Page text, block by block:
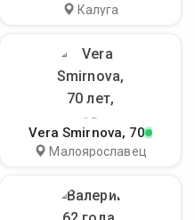
Калуга
Vera Smirnova, 70
Малоярославец